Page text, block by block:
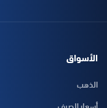
الأسواق
الذهب
أسعار الصرف